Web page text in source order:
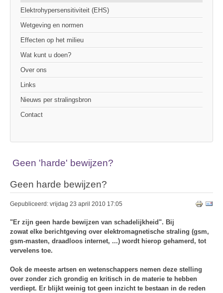
Elektrohypersensitiviteit (EHS)
Wetgeving en normen
Effecten op het milieu
Wat kunt u doen?
Over ons
Links
Nieuws per stralingsbron
Contact
Geen 'harde' bewijzen?
Geen harde bewijzen?
Gepubliceerd: vrijdag 23 april 2010 17:05
"Er zijn geen harde bewijzen van schadelijkheid". Bij
zowat elke berichtgeving over elektromagnetische straling (gsm,
gsm-masten, draadloos internet, ...) wordt hierop gehamerd, tot
vervelens toe.
Ook de meeste artsen en wetenschappers nemen deze stelling
over zonder zich grondig en kritisch in de materie te hebben
verdiept. Er blijkt weinig tot geen inzicht te bestaan in de reden